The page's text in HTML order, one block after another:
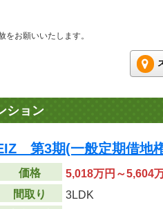
お願いいたします。
ション
第3期(一般定期借地
価格
5,018万円～5,604
間取り
3LDK